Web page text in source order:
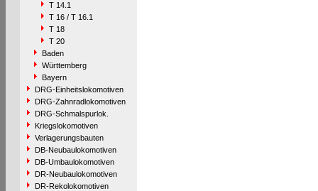
T 14.1
T 16 / T 16.1
T 18
T 20
Baden
Württemberg
Bayern
DRG-Einheitslokomotiven
DRG-Zahnradlokomotiven
DRG-Schmalspurlok.
Kriegslokomotiven
Verlagerungsbauten
DB-Neubaulokomotiven
DB-Umbaulokomotiven
DR-Neubaulokomotiven
DR-Rekolokomotiven